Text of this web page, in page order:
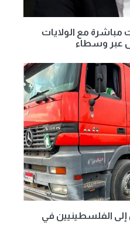
مباشرة مع الولايات
عبر وسطاء
العزة» الـ252 تدخل إلى الفلسطينيين في